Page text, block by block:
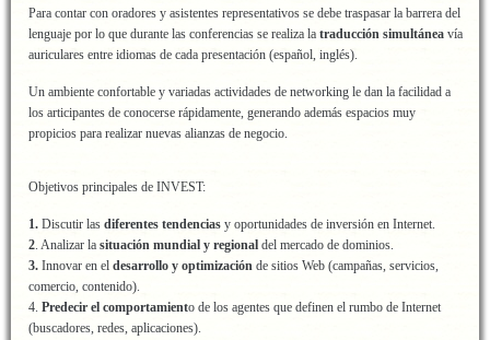
Para contar con oradores y asistentes representativos se debe traspasar la barrera del
lenguaje por lo que durante las conferencias se realiza la traducción simultánea vía
auriculares entre idiomas de cada presentación (español, inglés).
Un ambiente confortable y variadas actividades de networking le dan la facilidad a
los articipantes de conocerse rápidamente, generando además espacios muy
propicios para realizar nuevas alianzas de negocio.
Objetivos principales de INVEST:
1. Discutir las diferentes tendencias y oportunidades de inversión en Internet.
2. Analizar la situación mundial y regional del mercado de dominios.
3. Innovar en el desarrollo y optimización de sitios Web (campañas, servicios,
comercio, contenido).
4. Predecir el comportamiento de los agentes que definen el rumbo de Internet
(buscadores, redes, aplicaciones).